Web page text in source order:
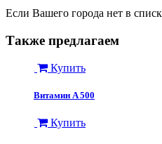
Если Вашего города нет в
Также предлагаем
Купить
Витамин A 500
Купить